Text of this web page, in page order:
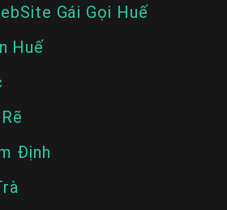
Gái Gọi Huế
Huế
Định